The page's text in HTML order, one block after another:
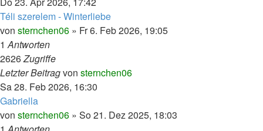
Téli szerelem - Winterliebe
von sternchen06 » Fr 6. Feb 2026, 19:05
1Antworten
2626Zugriffe
Letzter Beitragvon sternchen06
Sa 28. Feb 2026, 16:30
Gabriella
von sternchen06 » So 21. Dez 2025, 18:03